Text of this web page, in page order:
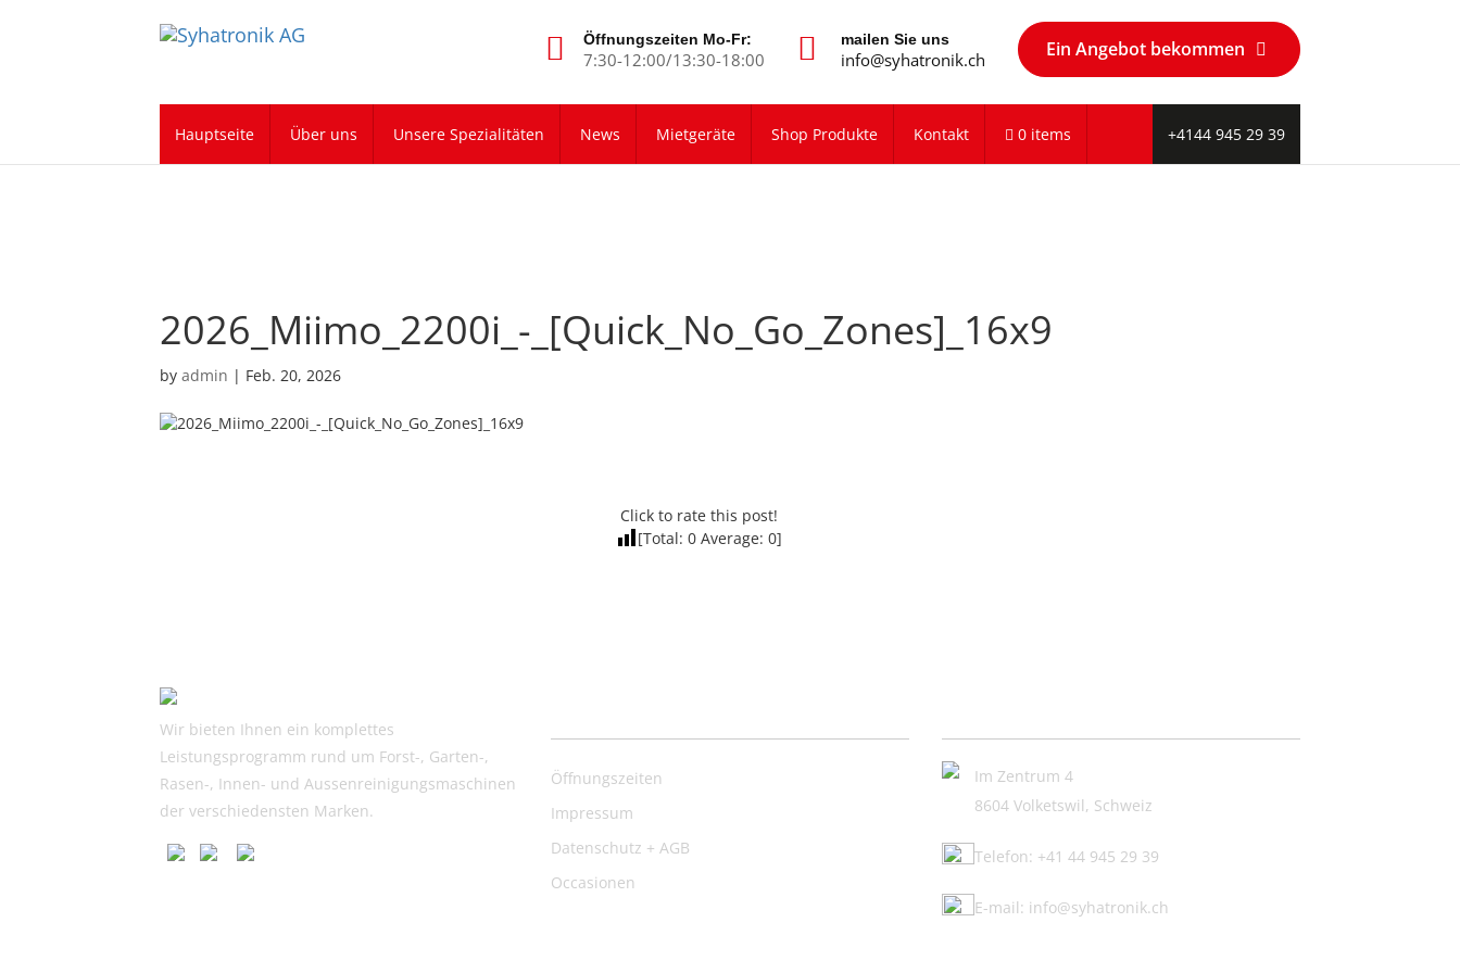
Öffnungszeiten Mo-Fr:
7:30-12:00/13:30-18:00
mailen Sie uns
info@syhatronik.ch Ein Angebot bekommen
Hauptseite Über uns Unsere Spezialitäten News Mietgeräte Shop Produkte Kontakt +4144 945 29 39
0 items
2026_Miimo_2200i_-_[Quick_No_Go_Zones]_16x9
by admin | Feb. 20, 2026
Click to rate this post!
[Total: 0Average: 0]
Wir bieten Ihnen ein komplettes
Leistungsprogramm rund um Forst-, Garten-,
Rasen-, Innen- und Aussenreinigungsmaschinen
der verschiedensten Marken.
Öffnungszeiten
Impressum
Datenschutz + AGB
Occasionen
Im Zentrum 4
8604 Volketswil, Schweiz
Telefon: +41 44 945 29 39
E-mail: info@syhatronik.ch